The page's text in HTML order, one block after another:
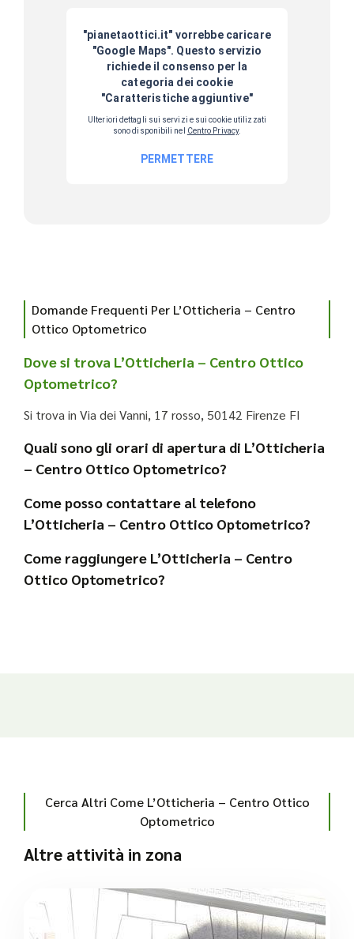
Domande Frequenti Per L’Otticheria – Centro
Ottico Optometrico
Dove si trova L’Otticheria – Centro Ottico
Optometrico?
Si trova in Via dei Vanni, 17 rosso, 50142 Firenze FI
Quali sono gli orari di apertura di L’Otticheria
– Centro Ottico Optometrico?
Come posso contattare al telefono
L’Otticheria – Centro Ottico Optometrico?
Come raggiungere L’Otticheria – Centro
Ottico Optometrico?
Cerca Altri Come L’Otticheria – Centro Ottico
Optometrico
Altre attività in zona